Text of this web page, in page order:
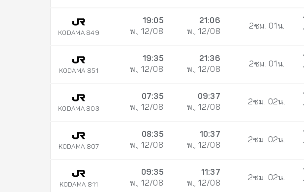
KODAMA 849
19:05
พ., 12/08
21:06
พ., 12/08
2ชม. 01น.
KODAMA 851
19:35
พ., 12/08
21:36
พ., 12/08
2ชม. 01น.
KODAMA 803
07:35
พ., 12/08
09:37
พ., 12/08
2ชม. 02น.
KODAMA 807
08:35
พ., 12/08
10:37
พ., 12/08
2ชม. 02น.
KODAMA 811
09:35
พ., 12/08
11:37
พ., 12/08
2ชม. 02น.